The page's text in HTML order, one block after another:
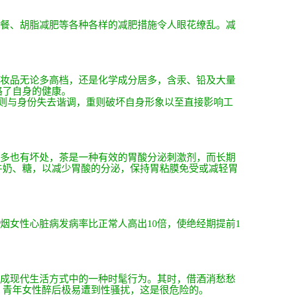
、胡脂减肥等各种各样的减肥措施令人眼花缭乱。减
品无论多高档，还是化学成分居多，含汞、铅及大量
自身的健康。
身份失去谐调，重则破坏自身形象以至直接影响工
也有坏处，茶是一种有效的胃酸分泌刺激剂，而长期
、糖，以减少胃酸的分泌，保持胃粘膜免受或减轻胃
女性心脏病发病率比正常人高出10倍，使绝经期提前1
现代生活方式中的一种时髦行为。其时，借酒消愁愁
年女性醉后极易遭到性骚扰，这是很危险的。